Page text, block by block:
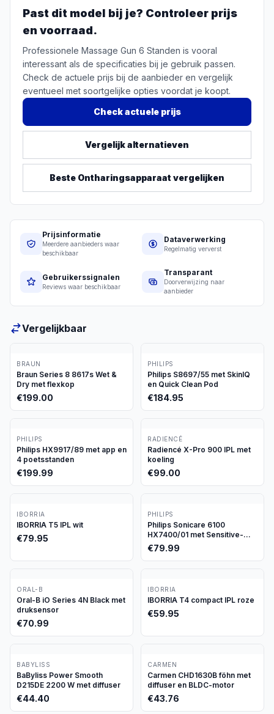
Past dit model bij je? Controleer prijs
en voorraad.
Professionele Massage Gun 6 Standen is vooral
interessant als de specificaties bij je gebruik passen.
Check de actuele prijs bij de aanbieder en vergelijk
eventueel met soortgelijke opties voordat je koopt.
Check actuele prijs
Vergelijk alternatieven
Beste Ontharingsapparaat vergelijken
Prijsinformatie
Meerdere aanbieders waar
beschikbaar
Dataverwerking
Regelmatig ververst
Gebruikerssignalen
Reviews waar beschikbaar
Transparant
Doorverwijzing naar
aanbieder
Vergelijkbaar
BRAUN
Braun Series 8 8617s Wet &
Dry met flexkop
€199.00
PHILIPS
Philips S8697/55 met SkinIQ
en Quick Clean Pod
€184.95
PHILIPS
Philips HX9917/89 met app en
4 poetsstanden
€199.99
RADIENCÉ
Radiencé X-Pro 900 IPL met
koeling
€99.00
IBORRIA
IBORRIA T5 IPL wit
€79.95
PHILIPS
Philips Sonicare 6100
HX7400/01 met Sensitive-
stand
€79.99
ORAL-B
Oral-B iO Series 4N Black met
druksensor
€70.99
IBORRIA
IBORRIA T4 compact IPL roze
€59.95
BABYLISS
BaByliss Power Smooth
D215DE 2200 W met diffuser
€44.40
CARMEN
Carmen CHD1630B föhn met
diffuser en BLDC-motor
€43.76